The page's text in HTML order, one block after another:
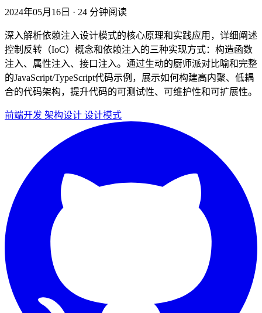
2024年05月16日 · 24 分钟阅读
深入解析依赖注入设计模式的核心原理和实践应用，详细阐述
控制反转（IoC）概念和依赖注入的三种实现方式：构造函数
注入、属性注入、接口注入。通过生动的厨师派对比喻和完整
的JavaScript/TypeScript代码示例，展示如何构建高内聚、低耦
合的代码架构，提升代码的可测试性、可维护性和可扩展性。
前端开发 架构设计 设计模式